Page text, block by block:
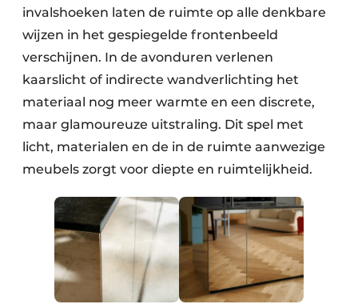
invalshoeken laten de ruimte op alle denkbare
wijzen in het gespiegelde frontenbeeld
verschijnen. In de avonduren verlenen
kaarslicht of indirecte wandverlichting het
materiaal nog meer warmte en een discrete,
maar glamoureuze uitstraling. Dit spel met
licht, materialen en de in de ruimte aanwezige
meubels zorgt voor diepte en ruimtelijkheid.